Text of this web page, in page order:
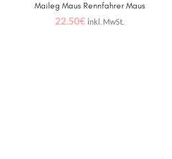
Maileg Maus Rennfahrer Maus
22.50€ inkl. MwSt.